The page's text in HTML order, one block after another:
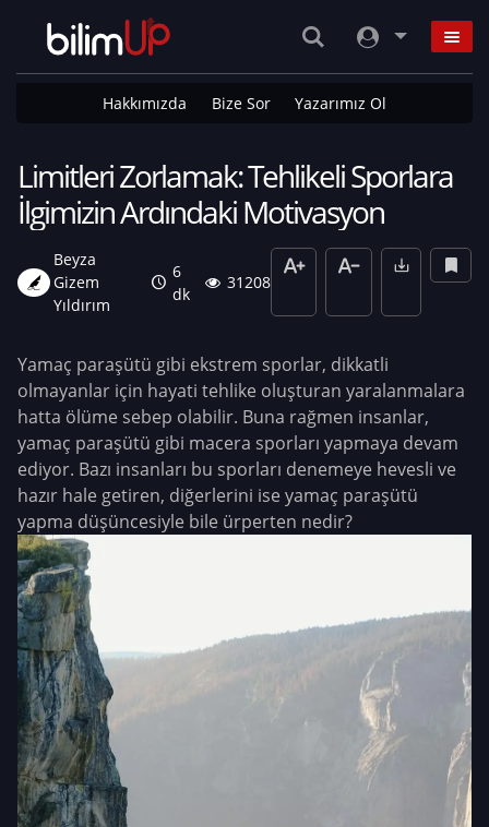
Hakkımızda Bize Sor Yazarımız Ol
Limitleri Zorlamak: Tehlikeli Sporlara
İlgimizin Ardındaki Motivasyon
Beyza
Gizem
Yıldırım
6
dk
31208
Yamaç paraşütü gibi ekstrem sporlar, dikkatli
olmayanlar için hayati tehlike oluşturan yaralanmalara
hatta ölüme sebep olabilir. Buna rağmen insanlar,
yamaç paraşütü gibi macera sporları yapmaya devam
ediyor. Bazı insanları bu sporları denemeye hevesli ve
hazır hale getiren, diğerlerini ise yamaç paraşütü
yapma düşüncesiyle bile ürperten nedir?